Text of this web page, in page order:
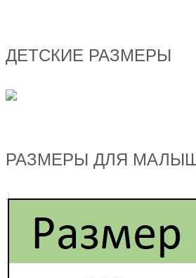
ДЕТСКИЕ РАЗМЕРЫ
РАЗМЕРЫ ДЛЯ